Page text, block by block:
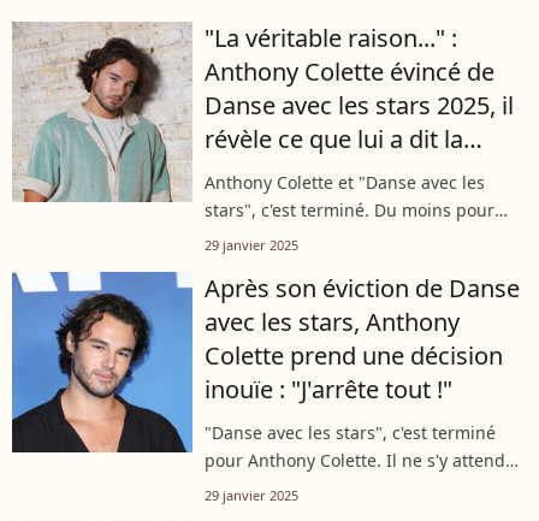
l'occasion d'évoquer les rivalités entre
les danseurs...
"La véritable raison..." :
Anthony Colette évincé de
Danse avec les stars 2025, il
révèle ce que lui a dit la
production
Anthony Colette et "Danse avec les
stars", c'est terminé. Du moins pour
l'édition 2025. Le danseur professionnel
"Twitch", il a expliqué la raison...
29 janvier 2025
Après son éviction de Danse
avec les stars, Anthony
Colette prend une décision
inouïe : "J'arrête tout !"
"Danse avec les stars", c'est terminé
pour Anthony Colette. Il ne s'y attendait
pas mais la production l'a écarté de la
29 janvier 2025